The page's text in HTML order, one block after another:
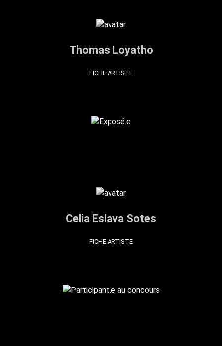
Thomas Loyatho
FICHE ARTISTE
Celia Eslava Sotes
FICHE ARTISTE